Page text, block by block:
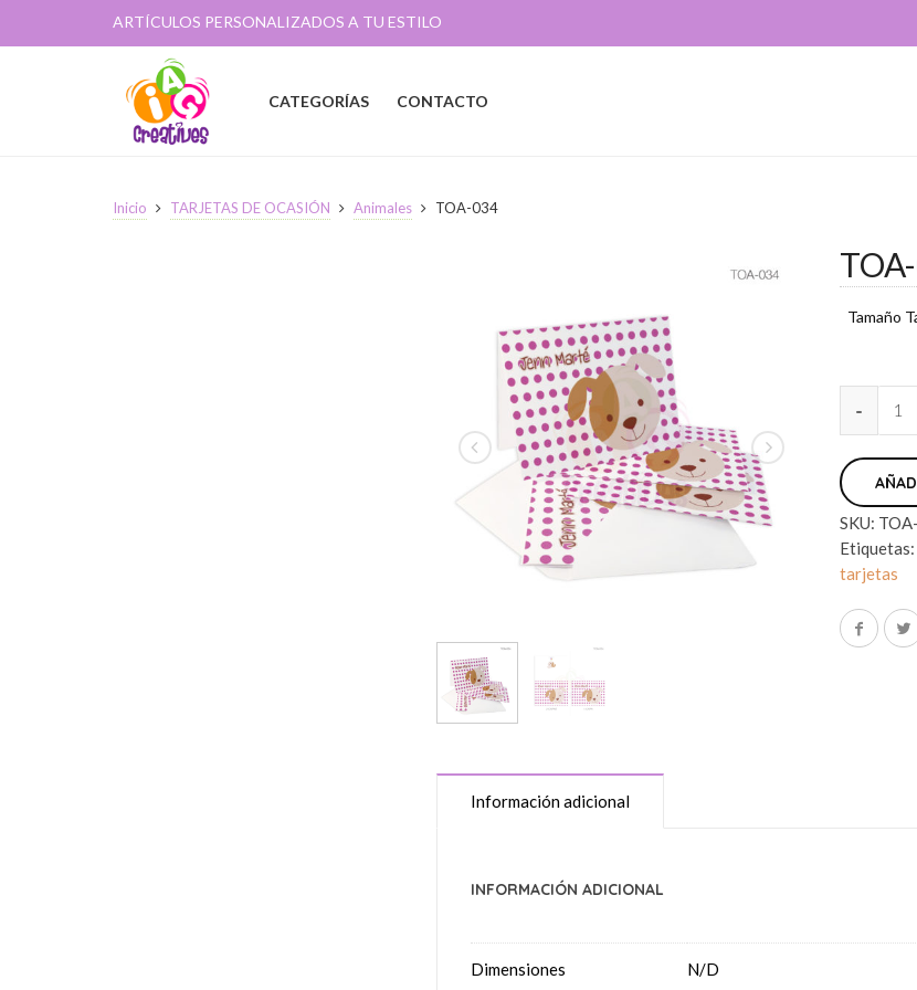
ARTÍCULOS PERSONALIZADOS A TU ESTILO
CATEGORÍAS CONTACTO
Inicio TARJETAS DE OCASIÓN Animales TOA-034
Tamaño
SKU:
tarjetas
Información adicional
INFORMACIÓN ADICIONAL
Dimensiones N/D